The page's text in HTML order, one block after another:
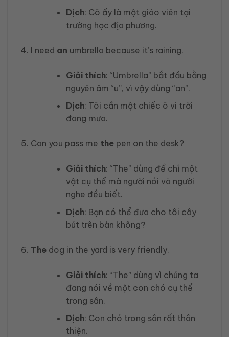
Dịch: Cô ấy là một giáo viên tại
trường học địa phương.
I need an umbrella because it’s raining.
Giải thích: “Umbrella” bắt đầu bằng
nguyên âm “u”, vì vậy dùng “an”.
Dịch: Tôi cần một chiếc ô vì trời
đang mưa.
Can you pass me thepen on the desk?
Giải thích: “The” dùng để chỉ một
vật cụ thể mà người nói và người
nghe đều biết.
Dịch: Bạn có thể đưa cho tôi cây
bút trên bàn không?
Thedog in the yard is very friendly.
Giải thích: “The” dùng vì chúng ta
đang nói về một con chó cụ thể
trong sân.
Dịch: Con chó trong sân rất thân
thiện.